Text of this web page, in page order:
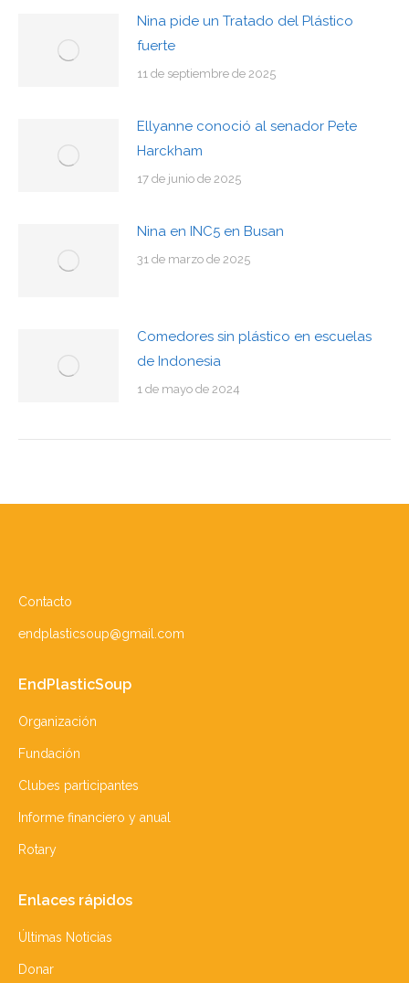
Nina pide un Tratado del Plástico
fuerte
11 de septiembre de 2025
Ellyanne conoció al senador Pete
Harckham
17 de junio de 2025
Nina en INC5 en Busan
31 de marzo de 2025
Comedores sin plástico en escuelas
de Indonesia
1 de mayo de 2024
Contacto
endplasticsoup@gmail.com
EndPlasticSoup
Organización
Fundación
Clubes participantes
Informe financiero y anual
Rotary
Enlaces rápidos
Últimas Noticias
Donar